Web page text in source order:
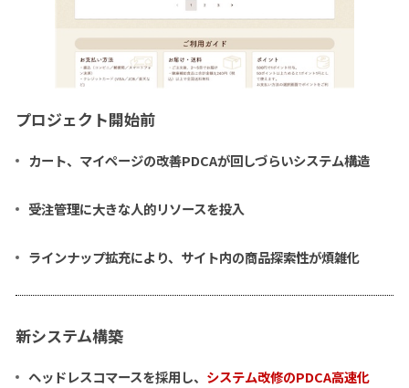
プロジェクト開始前
カート、マイページの改善PDCAが回しづらいシステム構造
受注管理に大きな人的リソースを投入
ラインナップ拡充により、サイト内の商品探索性が煩雑化
新システム構築
ヘッドレスコマースを採用し、 システム改修のPDCA高速化